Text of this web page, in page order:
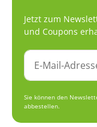
Jetzt zum
und Coupons
Sie können den
abbestellen.